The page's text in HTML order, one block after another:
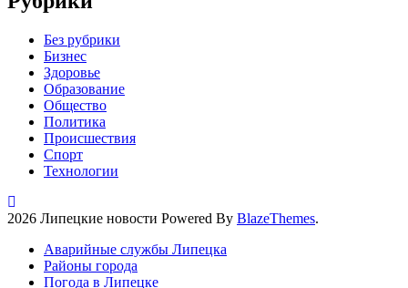
Без рубрики
Бизнес
Здоровье
Образование
Общество
Политика
Происшествия
Спорт
Технологии
2026 Липецкие новости Powered By BlazeThemes.
Аварийные службы Липецка
Районы города
Погода в Липецке